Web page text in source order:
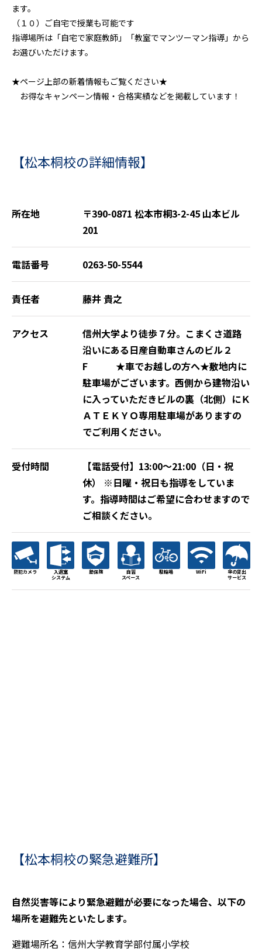
ます。
（１０）ご自宅で授業も可能です
指導場所は「自宅で家庭教師」「教室でマンツーマン指導」から
お選びいただけます。
★ページ上部の新着情報もご覧ください★
お得なキャンペーン情報・合格実績などを掲載しています！
【松本桐校の詳細情報】
所在地
〒390-0871 松本市桐3-2-45 山本ビル
201
電話番号 0263-50-5544
責任者 藤井 貴之
アクセス
信州大学より徒歩７分。こまくさ道路
沿いにある日産自動車さんのビル２
F ★車でお越しの方へ★敷地内に
駐車場がございます。西側から建物沿い
に入っていただきビルの裏（北側）にＫ
ＡＴＥＫＹＯ専用駐車場がありますの
でご利用ください。
受付時間
【電話受付】13:00～21:00（日・祝
休） ※日曜・祝日も指導をしていま
す。指導時間はご希望に合わせますので
ご相談ください。
防犯カメラ
入退室
システム
塾保険
自習
スペース
駐輪場 WiFi
傘の貸出
サービス
【松本桐校の緊急避難所】
自然災害等により緊急避難が必要になった場合、以下の
場所を避難先といたします。
避難場所名：信州大学教育学部付属小学校